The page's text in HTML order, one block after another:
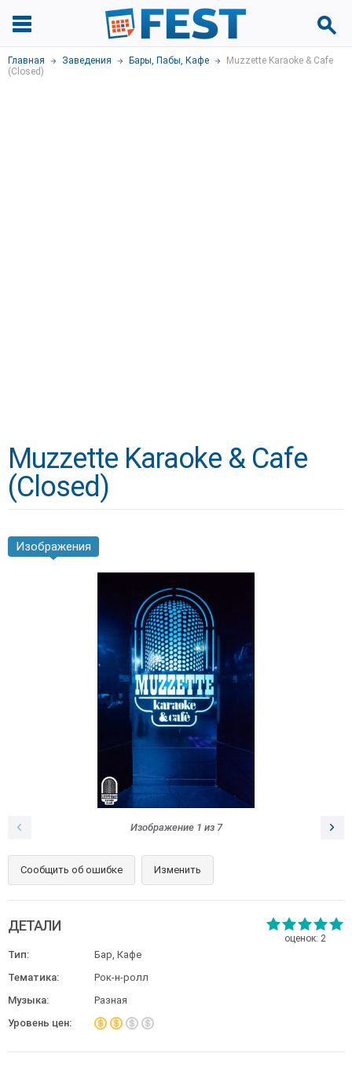
Главная Заведения Бары, Пабы, Кафе
Muzzette Karaoke & Cafe
(Closed)
Muzzette Karaoke & Cafe
(Closed)
Изображения
Изображение 1 из 7
Сообщить об ошибке Изменить
оценок: 2
ДЕТАЛИ
Тип:
Бар, Кафе
Тематика:
Рок-н-ролл
Музыка:
Разная
Уровень цен: